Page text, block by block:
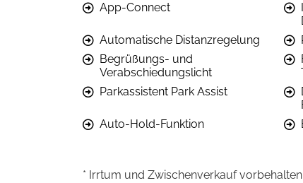
App-Connect
Automatische Distanzregelung
Begrüßungs- und
Verabschiedungslicht
Parkassistent Park Assist
Auto-Hold-Funktion
* Irrtum und Zwischenverkauf vorbehalten.